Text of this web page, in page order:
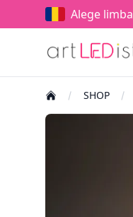
Alege limba
SHOP